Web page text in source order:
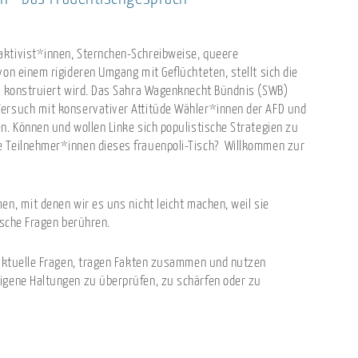
Sternchen-Schreibweise, queere
einem rigideren Umgang mit Geflüchteten, stellt sich die
konstruiert wird. Das Sahra Wagenknecht Bündnis (SWB)
mit konservativer Attitüde Wähler*innen der AFD und
Können und wollen Linke sich populistische Strategien zu
Teilnehmer*innen dieses frauenpoli-Tisch? Willkommen zur
mit denen wir es uns nicht leicht machen, weil sie
Fragen berühren.
Fragen, tragen Fakten zusammen und nutzen
Haltungen zu überprüfen, zu schärfen oder zu